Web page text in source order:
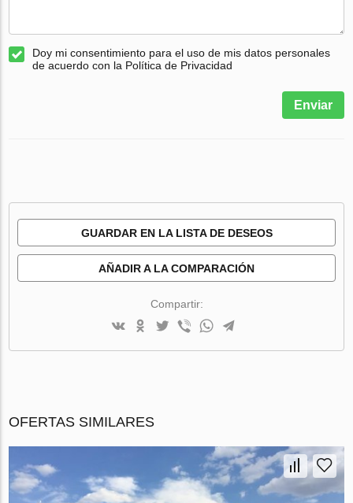
Doy mi consentimiento para el uso de mis datos personales
de acuerdo con la Política de Privacidad
Enviar
GUARDAR EN LA LISTA DE DESEOS
AÑADIR A LA COMPARACIÓN
Compartir:
OFERTAS SIMILARES